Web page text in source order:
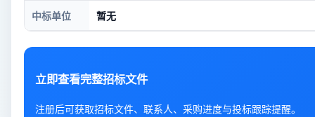
中标单位 暂无
立即查看完整招标文件
注册后可获取招标文件、联系人、采购进度与投标跟踪提醒。